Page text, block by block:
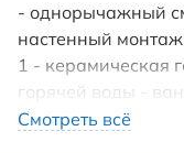
- однорычажный
настенный
1 - керамическая
горячей воды -
давлении 3 бара -
Смотреть всё